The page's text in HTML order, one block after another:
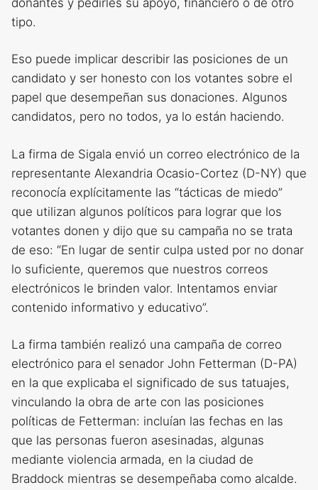
tipo.
Eso puede implicar describir las posiciones de un
candidato y ser honesto con los votantes sobre el
papel que desempeñan sus donaciones. Algunos
candidatos, pero no todos, ya lo están haciendo.
La firma de Sigala envió un correo electrónico de la
representante Alexandria Ocasio-Cortez (D-NY) que
reconocía explícitamente las “tácticas de miedo”
que utilizan algunos políticos para lograr que los
votantes donen y dijo que su campaña no se trata
de eso: “En lugar de sentir culpa usted por no donar
lo suficiente, queremos que nuestros correos
electrónicos le brinden valor. Intentamos enviar
contenido informativo y educativo”.
La firma también realizó una campaña de correo
electrónico para el senador John Fetterman (D-PA)
en la que explicaba el significado de sus tatuajes,
vinculando la obra de arte con las posiciones
políticas de Fetterman: incluían las fechas en las
que las personas fueron asesinadas, algunas
mediante violencia armada, en la ciudad de
Braddock mientras se desempeñaba como alcalde.